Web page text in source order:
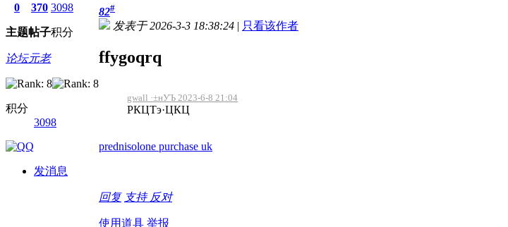
0
主题
370
帖子
3098
积分
论坛元老
积分
3098
发消息
82#
发表于 2026-3-3 18:38:24 | 只看该作者
ffygoqrq
gwall ·±нУЪ 2023-6-8 21:04
РКЦТэ·ЦКЦ
prednisolone purchase uk
回复 支持 反对
使用道具 举报